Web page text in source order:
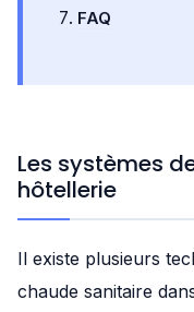
FAQ
Les systèmes
hôtellerie
Il existe plusieurs
chaude sanitaire